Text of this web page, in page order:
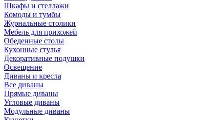
Шкафы и стеллажи
Комоды и тумбы
Журнальные столики
Мебель для прихожей
Обеденные столы
Кухонные стулья
Декоративные подушки
Освещение
Диваны и кресла
Все диваны
Прямые диваны
Угловые диваны
Модульные диваны